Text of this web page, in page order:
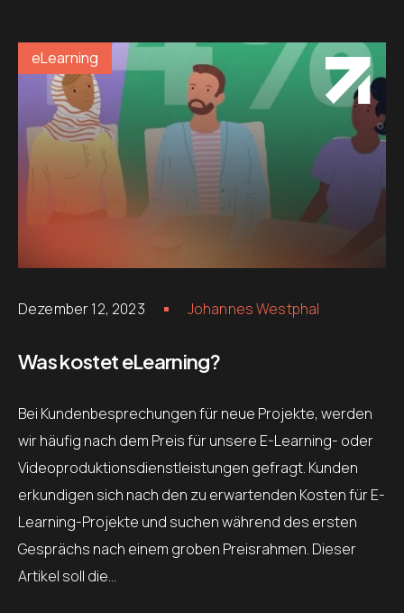
eLearning
Dezember 12, 2023 Johannes Westphal
Was kostet eLearning?
Bei Kundenbesprechungen für neue Projekte, werden
wir häufig nach dem Preis für unsere E-Learning- oder
Videoproduktionsdienstleistungen gefragt. Kunden
erkundigen sich nach den zu erwartenden Kosten für E-
Learning-Projekte und suchen während des ersten
Gesprächs nach einem groben Preisrahmen. Dieser
Artikel soll die…